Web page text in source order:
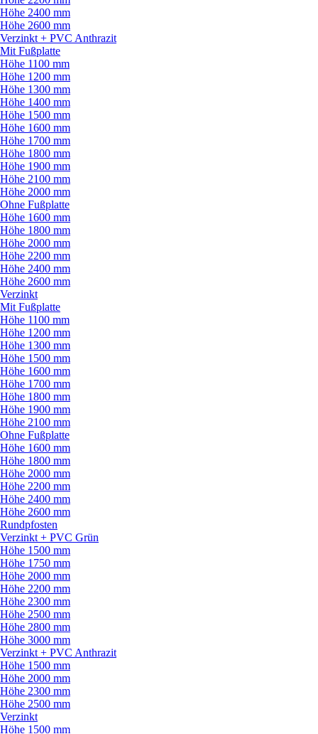
Höhe 2400 mm
Höhe 2600 mm
Verzinkt + PVC Anthrazit
Mit Fußplatte
Höhe 1100 mm
Höhe 1200 mm
Höhe 1300 mm
Höhe 1400 mm
Höhe 1500 mm
Höhe 1600 mm
Höhe 1700 mm
Höhe 1800 mm
Höhe 1900 mm
Höhe 2100 mm
Höhe 2000 mm
Ohne Fußplatte
Höhe 1600 mm
Höhe 1800 mm
Höhe 2000 mm
Höhe 2200 mm
Höhe 2400 mm
Höhe 2600 mm
Verzinkt
Mit Fußplatte
Höhe 1100 mm
Höhe 1200 mm
Höhe 1300 mm
Höhe 1500 mm
Höhe 1600 mm
Höhe 1700 mm
Höhe 1800 mm
Höhe 1900 mm
Höhe 2100 mm
Ohne Fußplatte
Höhe 1600 mm
Höhe 1800 mm
Höhe 2000 mm
Höhe 2200 mm
Höhe 2400 mm
Höhe 2600 mm
Rundpfosten
Verzinkt + PVC Grün
Höhe 1500 mm
Höhe 1750 mm
Höhe 2000 mm
Höhe 2200 mm
Höhe 2300 mm
Höhe 2500 mm
Höhe 2800 mm
Höhe 3000 mm
Verzinkt + PVC Anthrazit
Höhe 1500 mm
Höhe 2000 mm
Höhe 2300 mm
Höhe 2500 mm
Verzinkt
Höhe 1500 mm